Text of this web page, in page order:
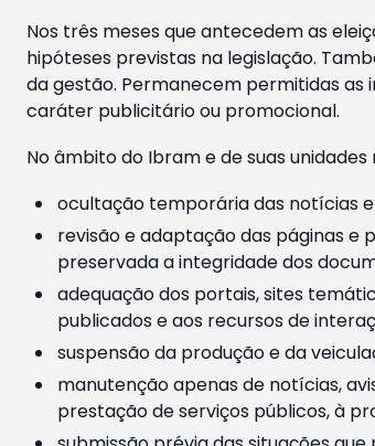
Nos três meses que antecedem as
hipóteses previstas na legislação.
da gestão. Permanecem permitidas
caráter publicitário ou promocional.
No âmbito do Ibram e de suas
ocultação temporária das notícias
revisão e adaptação das páginas e
preservada a integridade dos
adequação dos portais, sites
publicados e aos recursos de
suspensão da produção e da
manutenção apenas de notícias,
prestação de serviços públicos, à